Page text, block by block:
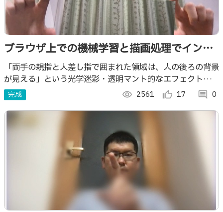
ブラウザ上での機械学習と描画処理でインタ
ラクティブな「透明マント・光学迷彩」
「両手の親指と人差し指で囲まれた領域は、人の後ろの背景
が見える」という光学迷彩・透明マント的なエフェクトを、
カメラ画像に対する機械学習処理と描画ライブラリによる描
画で実装しました
完成 visibility 2561 thumb_up_alt 17 comment 0